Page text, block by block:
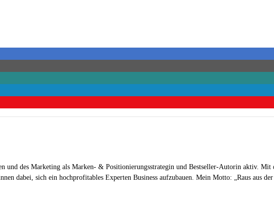
und des Marketing als Marken- & Positionierungsstrategin und Bestseller-Autorin aktiv.
dabei, sich ein hochprofitables Experten Business aufzubauen. Mein Motto: „Raus aus